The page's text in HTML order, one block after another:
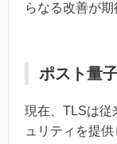
らなる改善が期
ポスト量
現在、TLSは従
ュリティを提